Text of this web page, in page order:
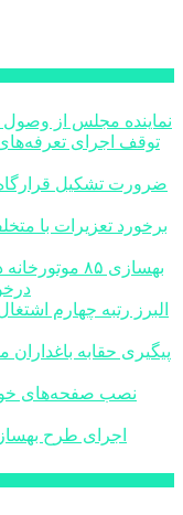
نماینده مجلس از وصول
بهسازی ۸۵ موتورخانه در البرز طی سه‌ماهه نخست امسال
اجرای طرح بهسازی معابر در